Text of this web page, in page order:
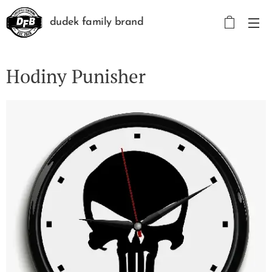
dudek family brand
Hodiny Punisher